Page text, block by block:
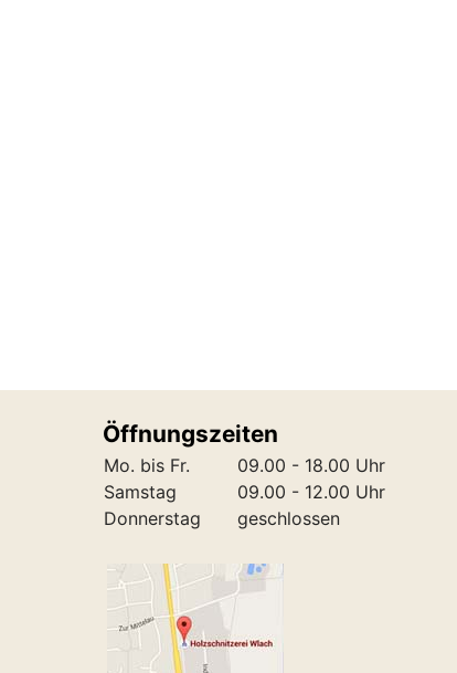
Öffnungszeiten
Mo. bis Fr.
Samstag
Donnerstag
09.00 - 18.00 Uhr
09.00 - 12.00 Uhr
geschlossen